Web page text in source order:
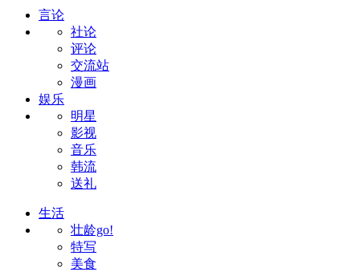
言论
社论
评论
交流站
漫画
娱乐
明星
影视
音乐
韩流
送礼
生活
壮龄go!
特写
美食